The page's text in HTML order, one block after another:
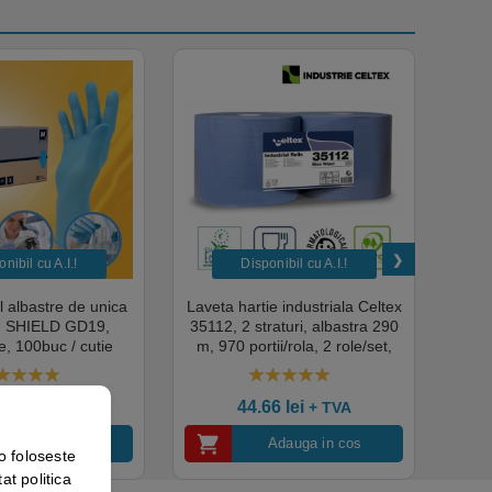
cu A.I.​!
albastre de unica
GD19,
100buc / cutie
HoReCa,
industrial,
Disponibil cu A.I.​!
Laveta hartie industriala Celtex
35112, 2 straturi, albastra 290
m, 970 portii/rola, 2 role/set,
certificata pentru industria
alimentara, Ecolabel
44.66 lei + TVA
Adauga in cos
foloseste
politica